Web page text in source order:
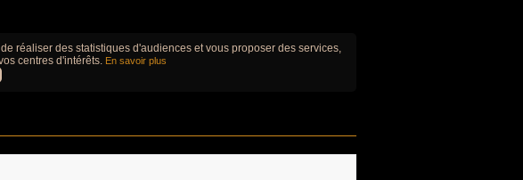
réaliser des statistiques d'audiences et vous proposer des services,
centres d'intérêts. En savoir plus